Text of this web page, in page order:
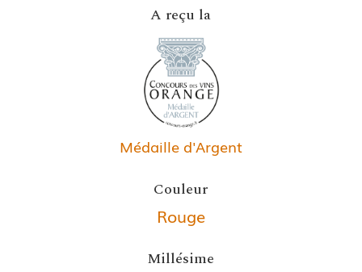
A reçu la
Médaille d'Argent
Couleur
Rouge
Millésime